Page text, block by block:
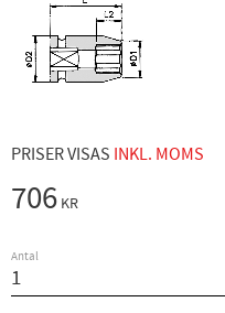
PRISER VISAS INKL. MOMS
706 KR
Antal